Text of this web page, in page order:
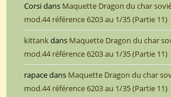
Corsidans Maquette Dragon du char
mod.44 référence 6203 au 1/35 (Partie 11)
kittankdans Maquette Dragon du char
mod.44 référence 6203 au 1/35 (Partie 11)
rapacedans Maquette Dragon du char
mod.44 référence 6203 au 1/35 (Partie 11)